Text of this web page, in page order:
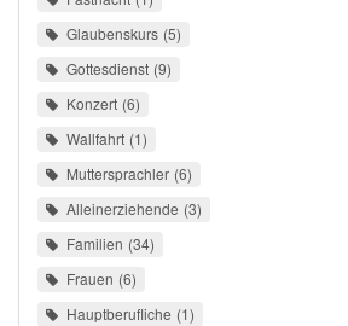
Glaubenskurs 5
Gottesdienst 9
Konzert 6
Wallfahrt 1
Muttersprachler 6
Alleinerziehende 3
Familien 34
Frauen 6
Hauptberufliche 1